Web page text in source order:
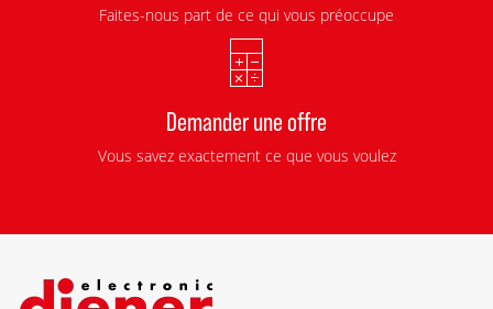
Faites-nous part de ce qui vous préoccupe
Demander une offre
Vous savez exactement ce que vous voulez